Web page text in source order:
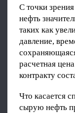
С точки
нефть
таких как
давление,
расчетная
контракту
Что касается
сырую нефть